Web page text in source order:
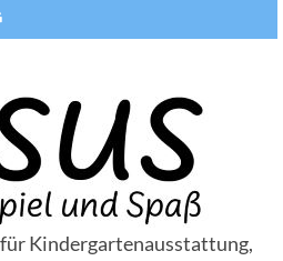
Kindergartenausstattung,